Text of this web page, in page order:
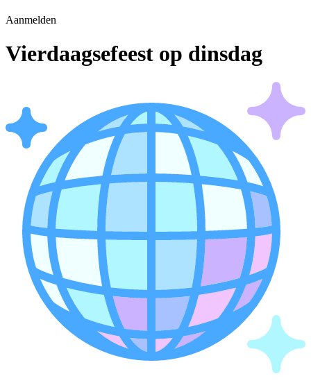
Aanmelden
Vierdaagsefeest op dinsdag